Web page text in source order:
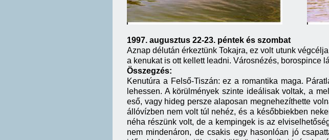
1997. augusztus 22-23. péntek és szombat
Aznap délután érkeztünk Tokajra, ez volt utunk
a kenukat is ott kellett leadni. Városnézés, borospince
Összegzés:
Kenutúra a Felső-Tiszán: ez a romantika maga.
lehessen. A körülmények szinte ideálisak voltak, a
eső, vagy hideg persze alaposan megnehezíthette
állóvízben nem volt túl nehéz, és a későbbiekben
néha részünk volt, de a kempingek is az
nem mindenáron, de csakis egy hasonlóan jó